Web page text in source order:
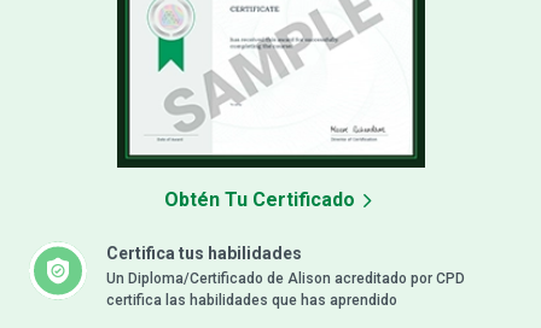
Certifica tus habilidades
Un Diploma/Certificado de Alison acreditado por CPD
certifica las habilidades que has aprendido
Obtén Tu Certificado